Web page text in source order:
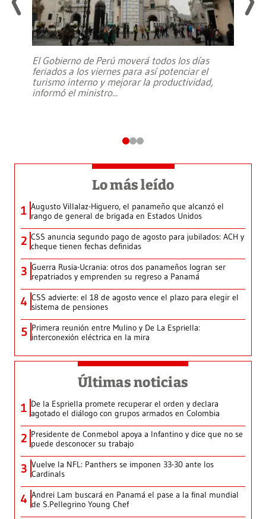
El Gobierno de Perú moverá todos los días
feriados a los viernes para así potenciar el
turismo interno y mejorar la productividad,
informó el ministro...
Lo más leído
1 Augusto Villalaz-Higuero, el panameño que alcanzó el
rango de general de brigada en Estados Unidos
2 CSS anuncia segundo pago de agosto para jubilados: ACH y
cheque tienen fechas definidas
3 Guerra Rusia-Ucrania: otros dos panameños logran ser
repatriados y emprenden su regreso a Panamá
4 CSS advierte: el 18 de agosto vence el plazo para elegir el
sistema de pensiones
5 Primera reunión entre Mulino y De La Espriella:
interconexión eléctrica en la mira
Últimas noticias
1 De la Espriella promete recuperar el orden y declara
agotado el diálogo con grupos armados en Colombia
2 Presidente de Conmebol apoya a Infantino y dice que no se
puede desconocer su trabajo
3 Vuelve la NFL: Panthers se imponen 33-30 ante los
Cardinals
4 Andrei Lam buscará en Panamá el pase a la final mundial
de S.Pellegrino Young Chef